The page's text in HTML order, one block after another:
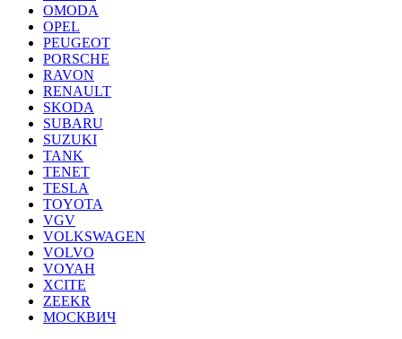
OMODA
OPEL
PEUGEOT
PORSCHE
RAVON
RENAULT
SKODA
SUBARU
SUZUKI
TANK
TENET
TESLA
TOYOTA
VGV
VOLKSWAGEN
VOLVO
VOYAH
XCITE
ZEEKR
МОСКВИЧ